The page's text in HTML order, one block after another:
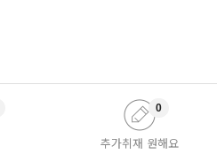
추가취재 원해요
0